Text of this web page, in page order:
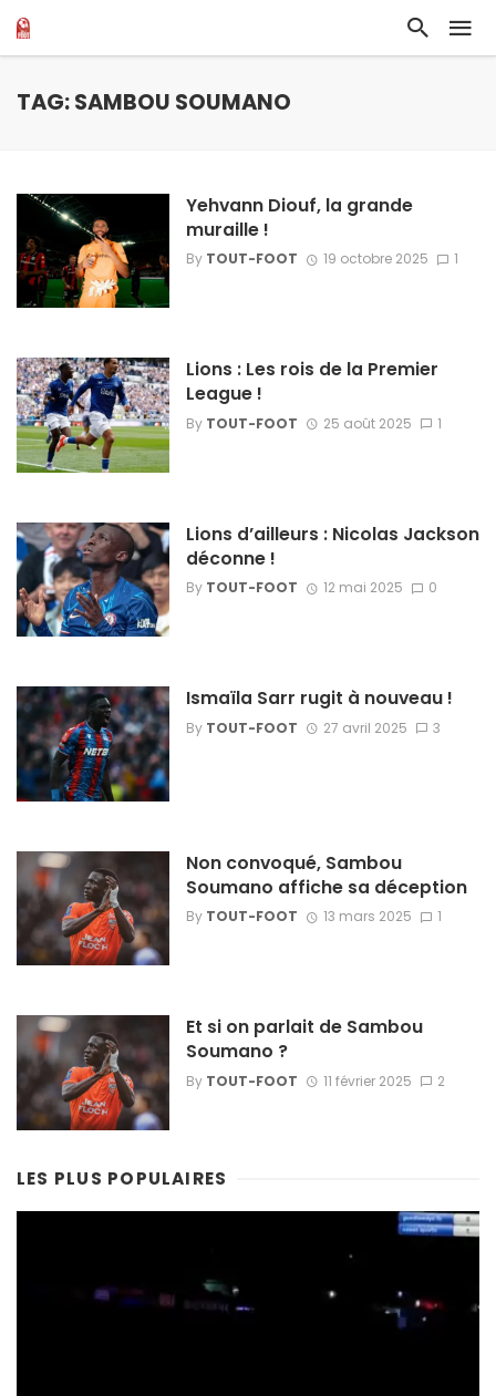
TAG: SAMBOU SOUMANO
Yehvann Diouf, la grande
muraille !
By TOUT-FOOT 19 octobre 2025 1
Lions : Les rois de la Premier
League !
By TOUT-FOOT 25 août 2025 1
Lions d’ailleurs : Nicolas Jackson
déconne !
By TOUT-FOOT 12 mai 2025 0
Ismaïla Sarr rugit à nouveau !
By TOUT-FOOT 27 avril 2025 3
Non convoqué, Sambou
Soumano affiche sa déception
By TOUT-FOOT 13 mars 2025 1
Et si on parlait de Sambou
Soumano ?
By TOUT-FOOT 11 février 2025 2
LES PLUS POPULAIRES